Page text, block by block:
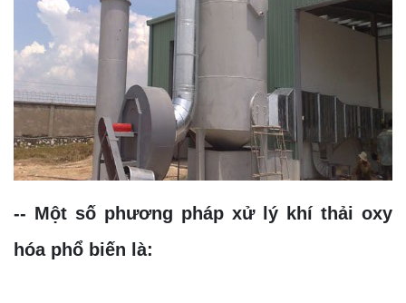
-- Một số phương pháp xử lý khí thải oxy
hóa phổ biến là: